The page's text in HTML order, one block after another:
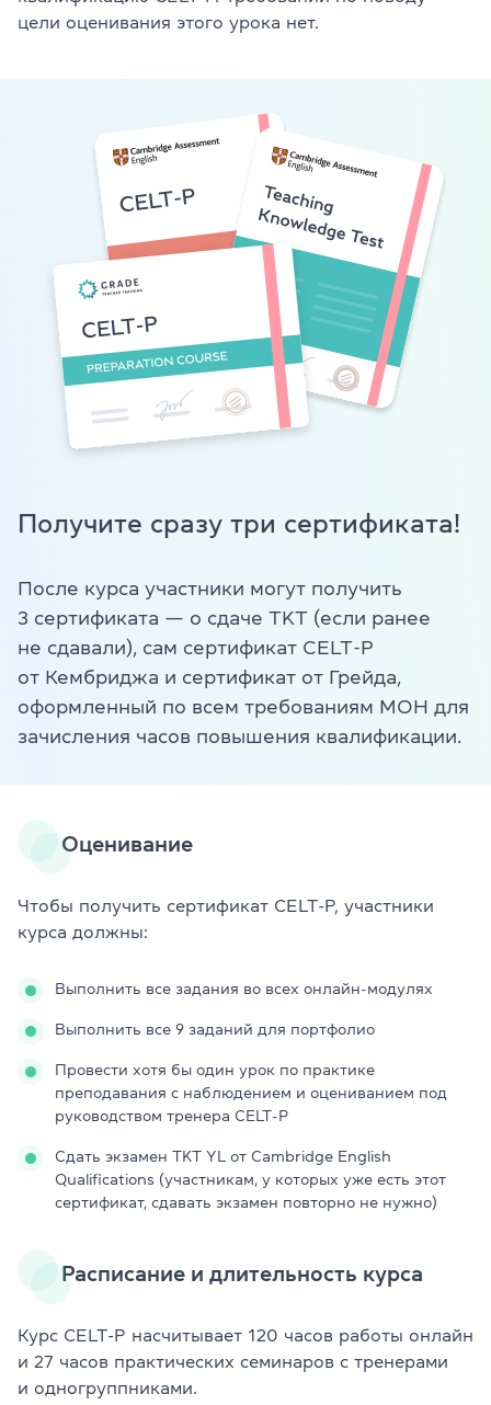
цели оценивания этого урока нет.
Получите сразу три сертификата!
После курса участники могут получить
3 сертификата — о сдаче TKT (если ранее
не сдавали), сам сертификат CELT-P
от Кембриджа и сертификат от Грейда,
оформленный по всем требованиям МОН для
зачисления часов повышения квалификации.
Оценивание
Чтобы получить сертификат CELT-P, участники
курса должны:
Выполнить все задания во всех онлайн-модулях
Выполнить все 9 заданий для портфолио
Провести хотя бы один урок по практике
преподавания с наблюдением и оцениванием под
руководством тренера CELT-P
Сдать экзамен TKT YL от Cambridge English
Qualifications (участникам, у которых уже есть этот
сертификат, сдавать экзамен повторно не нужно)
Расписание и длительность курса
Курс CELT-P насчитывает 120 часов работы онлайн
и 27 часов практических семинаров с тренерами
и одногруппниками.